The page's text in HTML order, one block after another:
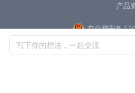
写下你的想法，一起交流
产品
京公网安备